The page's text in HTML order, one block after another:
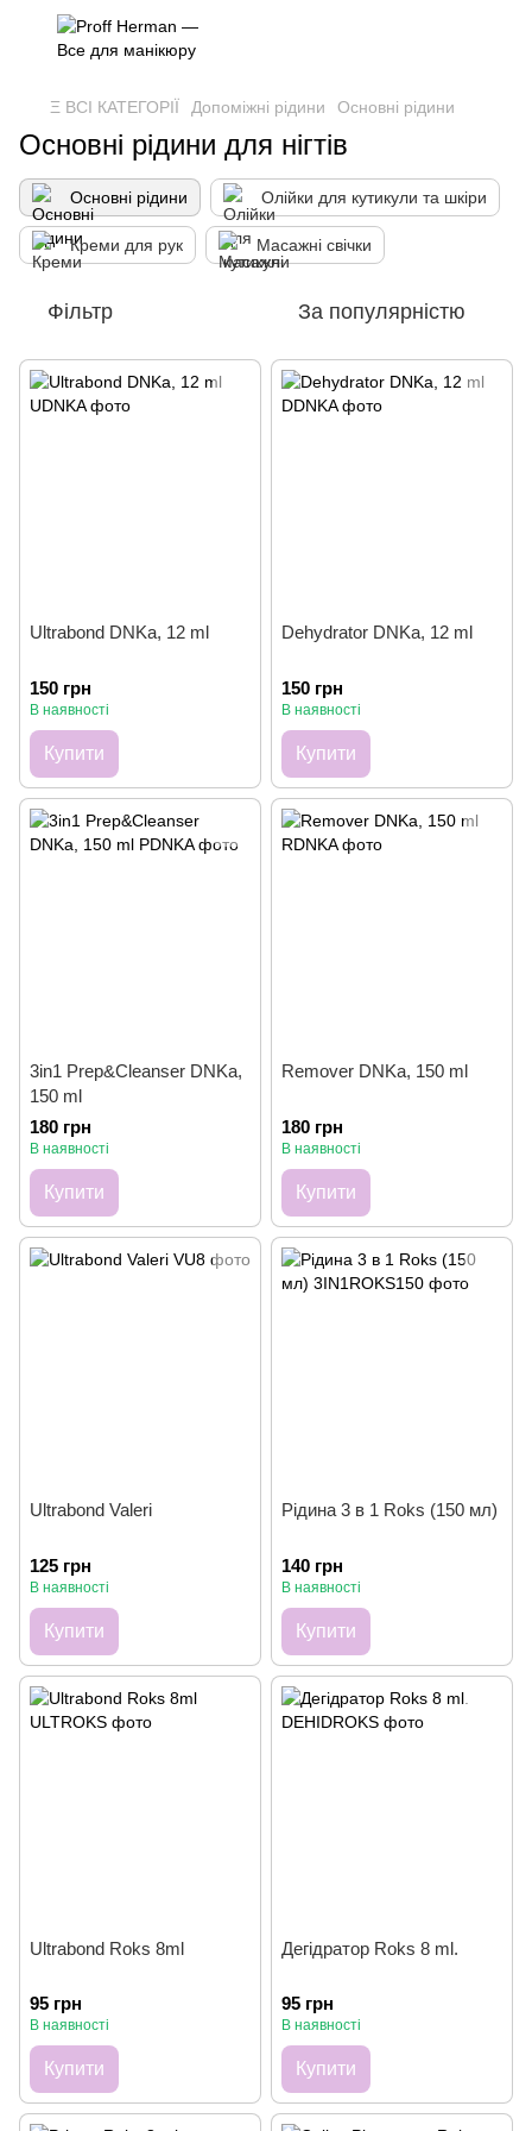
Ξ ВСІ КАТЕГОРІЇ Допоміжні рідини Основні рідини
Основні рідини для нігтів
Основні рідини Олійки для кутикули та шкіри
Креми для рук Масажні свічки
Фільтр За популярністю
Ultrabond DNKa, 12 ml
150 грн
В наявності
Купити
Dehydrator DNKa, 12 ml
150 грн
В наявності
Купити
3in1 Prep&Cleanser DNKa,
150 ml
180 грн
В наявності
Купити
Remover DNKa, 150 ml
180 грн
В наявності
Купити
Ultrabond Valeri
125 грн
В наявності
Купити
Рідина 3 в 1 Roks (150 мл)
140 грн
В наявності
Купити
Ultrabond Roks 8ml
95 грн
В наявності
Купити
Дегідратор Roks 8 ml.
95 грн
В наявності
Купити